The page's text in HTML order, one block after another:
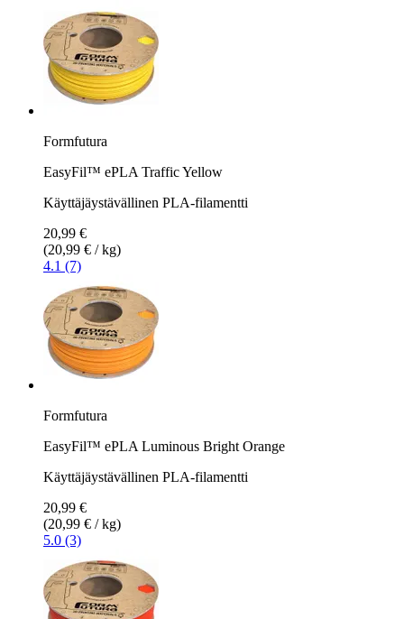
Formfutura
EasyFil™ ePLA Traffic Yellow
Käyttäjäystävällinen PLA-filamentti
20,99 €
(20,99 € / kg)
4.1 (7)
Formfutura
EasyFil™ ePLA Luminous Bright Orange
Käyttäjäystävällinen PLA-filamentti
20,99 €
(20,99 € / kg)
5.0 (3)